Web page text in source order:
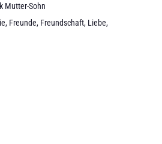
Mutter-Sohn
, Freunde, Freundschaft, Liebe,